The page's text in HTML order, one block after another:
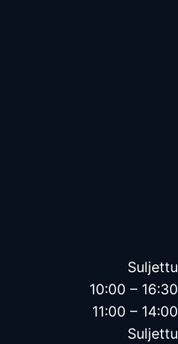
Suljettu
10:00 – 16:30
11:00 – 14:00
Suljettu